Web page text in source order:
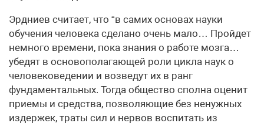
Эрдниев считает, что “в самих основах науки
обучения человека сделано очень мало… Пройдет
немного времени, пока знания о работе мозга…
убедят в основополагающей роли цикла наук о
человековедении и возведут их в ранг
фундаментальных. Тогда общество сполна оценит
приемы и средства, позволяющие без ненужных
издержек, траты сил и нервов воспитать из